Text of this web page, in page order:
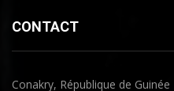
CONTACT
Conakry, République de Guinée